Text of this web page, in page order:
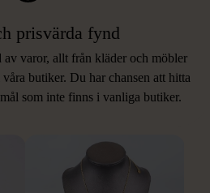
prisvärda fynd
varor, allt från kläder och möbler
butiker. Du har chansen att hitta
som inte finns i vanliga butiker.
PRODUKTER
påminner om denna